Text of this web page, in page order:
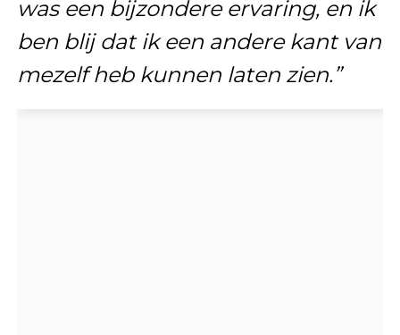
was een bijzondere ervaring, en ik
ben blij dat ik een andere kant van
mezelf heb kunnen laten zien.”